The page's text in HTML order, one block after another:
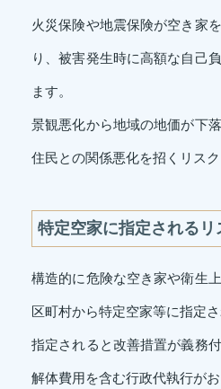
火災保険や地震保険が空き家
り、被害発生時に高額な自己
ます。
景観悪化から地域の地価が下
住民との関係悪化を招くリスク
特定空家に指定されるリ
構造的に危険な空き家や衛生
区町村から特定空家等に指定
指定されると改善措置が義務
解体費用を含む行政代執行がお